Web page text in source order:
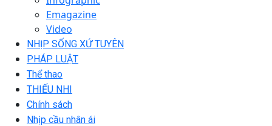
Emagazine
Video
NHỊP SỐNG XỨ TUYÊN
PHÁP LUẬT
Thể thao
THIẾU NHI
Chính sách
Nhịp cầu nhân ái